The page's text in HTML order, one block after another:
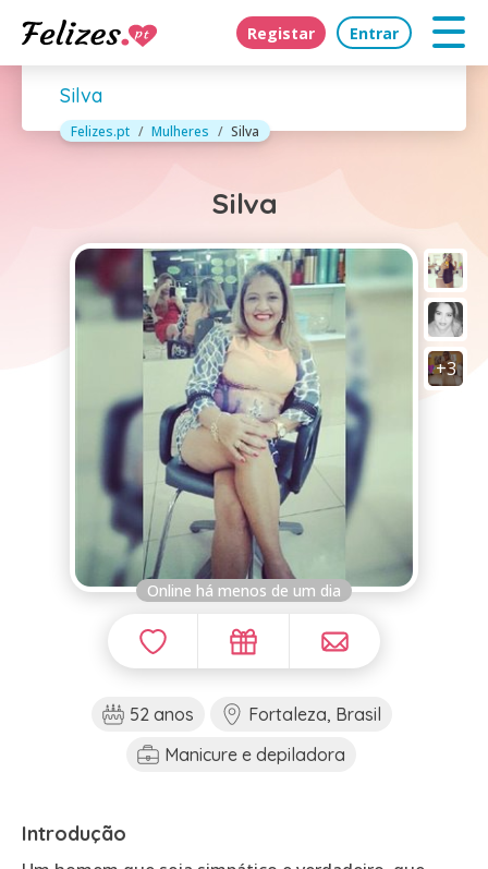
Registar Entrar
Silva
Felizes.pt Mulheres Silva
Silva
+3
Online há menos de um dia
52 anos
Fortaleza, Brasil
Manicure e depiladora
Introdução